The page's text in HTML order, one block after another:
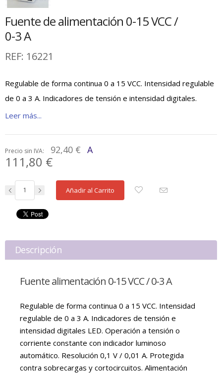
Fuente de alimentación 0-15 VCC /
0-3 A
REF: 16221
Regulable de forma continua 0 a 15 VCC. Intensidad regulable
de 0 a 3 A. Indicadores de tensión e intensidad digitales.
Leer más...
Precio sin IVA: 92,40 € A
111,80 €
Añadir al Carrito
Descripción
Fuente alimentación 0-15 VCC / 0-3 A
Regulable de forma continua 0 a 15 VCC. Intensidad
regulable de 0 a 3 A. Indicadores de tensión e
intensidad digitales LED. Operación a tensión o
corriente constante con indicador luminoso
automático. Resolución 0,1 V / 0,01 A. Protegida
contra sobrecargas y cortocircuitos. Alimentación